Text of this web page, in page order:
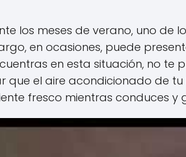
los meses de verano, uno de
en ocasiones, puede
en esta situación, no te
que el aire acondicionado de
fresco mientras conduces y